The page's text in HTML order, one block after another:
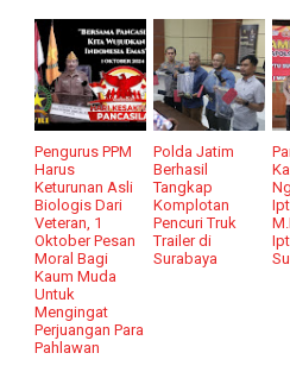
Pengurus PPM
Harus
Keturunan Asli
Biologis Dari
Veteran, 1
Oktober Pesan
Moral Bagi
Kaum Muda
Untuk
Mengingat
Perjuangan Para
Pahlawan
Polda Jatim
Berhasil
Tangkap
Komplotan
Pencuri Truk
Trailer di
Surabaya